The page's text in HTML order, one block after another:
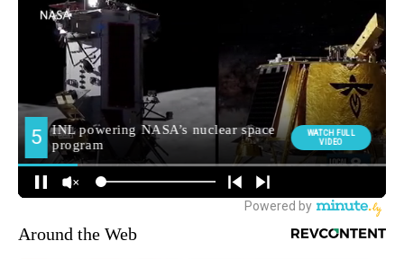
Around the Web